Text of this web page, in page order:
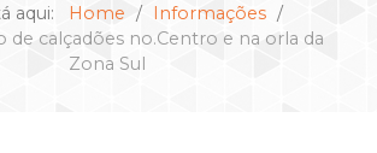
aqui: Home
Informações
de calçadões no.Centro e na orla da
Zona Sul